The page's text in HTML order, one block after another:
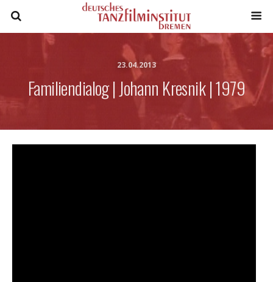
23.04.2013
Familiendialog | Johann Kresnik | 1979